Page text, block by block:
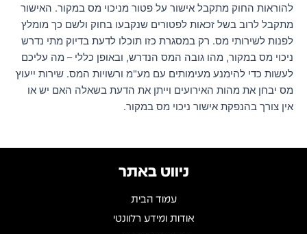
להוראות החוק מתקבל אישור על פטור מניכוי מס במקור. האישור
מתקבל לרוב בשל זכאות לפטורים שנקבעו בחוק ולשם כך מומלץ
לפנות לשירותי מס. רק במסגרת כזו תוכלו לדעת בדיוק מתי נדרש
ניכוי מס במקור, מהו גובה המס הנדרש, ובאופן כללי – מה עליכם
לעשות כדי להימנע מעימותים עם מע"מ ורשויות המס. שירות ייעוץ
מס יבחן את מהות האירועים וייתן את הדעת בשאלה האם יש או
אין צורך בהנפקת אישור ניכוי מס במקור.
ניווט באתר
עמוד הבית
אודות ומידע רלוונטי